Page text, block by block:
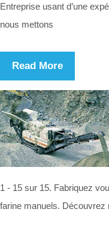
Entreprise usant d’une
nous mettons
Read More
1 - 15 sur 15. Fabriquez
farine manuels. Découvrez